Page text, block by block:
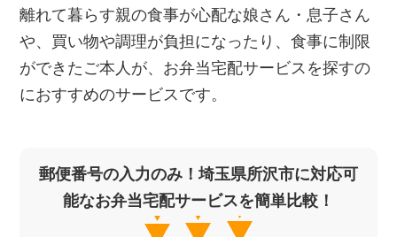
離れて暮らす親の食事が心配な娘さん・息子さん
や、買い物や調理が負担になったり、食事に制限
ができたご本人が、お弁当宅配サービスを探すの
におすすめのサービスです。
郵便番号の入力のみ！埼玉県所沢市に対応可
能なお弁当宅配サービスを簡単比較！